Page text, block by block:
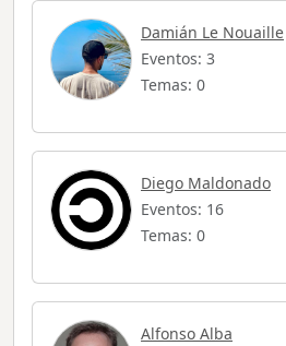
Damián Le Nouaille
Eventos: 3
Temas: 0
Diego Maldonado
Eventos: 16
Temas: 0
Alfonso Alba